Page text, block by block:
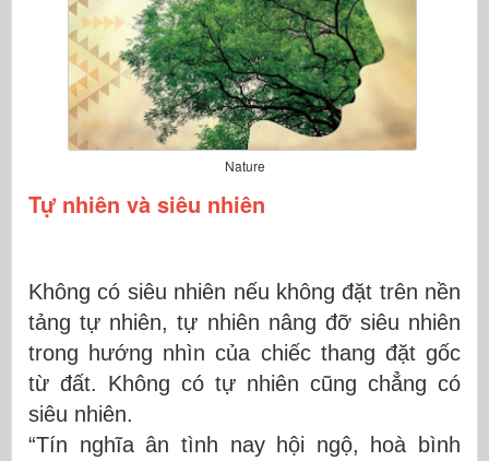
Nature
Tự nhiên và siêu nhiên
Không có siêu nhiên nếu không đặt trên nền
tảng tự nhiên, tự nhiên nâng đỡ siêu nhiên
trong hướng nhìn của chiếc thang đặt gốc
từ đất. Không có tự nhiên cũng chẳng có
siêu nhiên.
“Tín nghĩa ân tình nay hội ngộ, hoà bình